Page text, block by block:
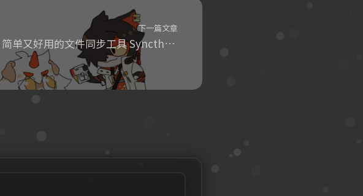
下一篇文章
简单又好用的文件同步工具 Syncthing